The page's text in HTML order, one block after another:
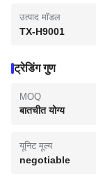
उत्पाद मॉडल
TX-H9001
ट्रेडिंग गुण
MOQ
बातचीत योग्य
यूनिट मूल्य
negotiable